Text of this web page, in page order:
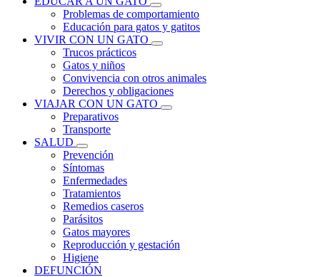
Problemas de comportamiento
Educación para gatos y gatitos
VIVIR CON UN GATO
Trucos prácticos
Gatos y niños
Convivencia con otros animales
Derechos y obligaciones
VIAJAR CON UN GATO
Preparativos
Transporte
SALUD
Prevención
Síntomas
Enfermedades
Tratamientos
Remedios caseros
Parásitos
Gatos mayores
Reproducción y gestación
Higiene
DEFUNCIÓN